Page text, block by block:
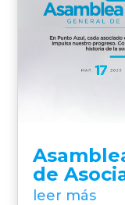
de
leer más